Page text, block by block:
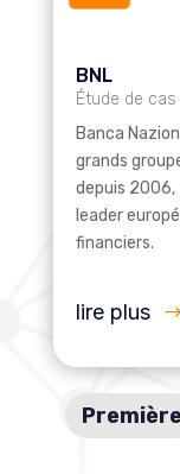
BNL
Étude de cas
Banca
grands
depuis 2006,
leader
financiers.
lire plus